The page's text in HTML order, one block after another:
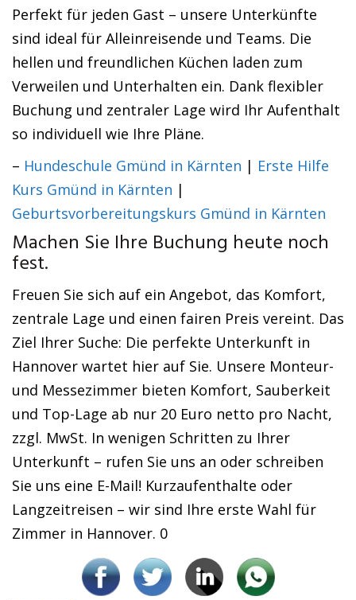
Perfekt für jeden Gast – unsere Unterkünfte
sind ideal für Alleinreisende und Teams. Die
hellen und freundlichen Küchen laden zum
Verweilen und Unterhalten ein. Dank flexibler
Buchung und zentraler Lage wird Ihr Aufenthalt
so individuell wie Ihre Pläne.
– Hundeschule Gmünd in Kärnten | Erste Hilfe
Kurs Gmünd in Kärnten |
Geburtsvorbereitungskurs Gmünd in Kärnten
Machen Sie Ihre Buchung heute noch
fest.
Freuen Sie sich auf ein Angebot, das Komfort,
zentrale Lage und einen fairen Preis vereint. Das
Ziel Ihrer Suche: Die perfekte Unterkunft in
Hannover wartet hier auf Sie. Unsere Monteur-
und Messezimmer bieten Komfort, Sauberkeit
und Top-Lage ab nur 20 Euro netto pro Nacht,
zzgl. MwSt. In wenigen Schritten zu Ihrer
Unterkunft – rufen Sie uns an oder schreiben
Sie uns eine E-Mail! Kurzaufenthalte oder
Langzeitreisen – wir sind Ihre erste Wahl für
Zimmer in Hannover. 0